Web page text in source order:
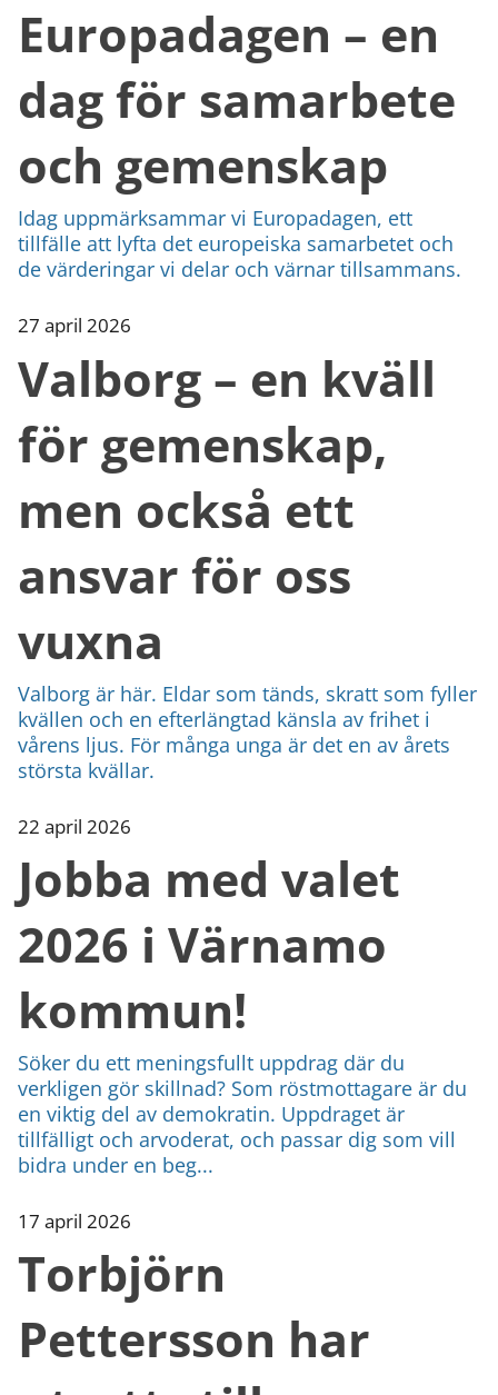
Europadagen – en
dag för samarbete
och gemenskap
Idag uppmärksammar vi Europadagen, ett
tillfälle att lyfta det europeiska samarbetet och
de värderingar vi delar och värnar tillsammans.
27 april 2026
Valborg – en kväll
för gemenskap,
men också ett
ansvar för oss
vuxna
Valborg är här. Eldar som tänds, skratt som fyller
kvällen och en efterlängtad känsla av frihet i
vårens ljus. För många unga är det en av årets
största kvällar.
22 april 2026
Jobba med valet
2026 i Värnamo
kommun!
Söker du ett meningsfullt uppdrag där du
verkligen gör skillnad? Som röstmottagare är du
en viktig del av demokratin. Uppdraget är
tillfälligt och arvoderat, och passar dig som vill
bidra under en beg...
17 april 2026
Torbjörn
Pettersson har